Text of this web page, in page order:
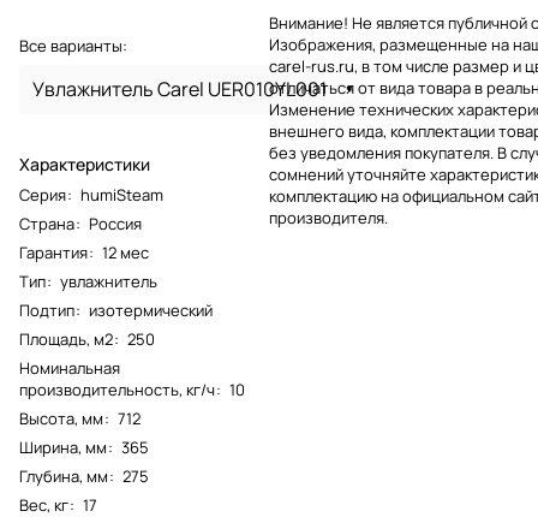
Все варианты:
Увлажнитель Carel UER010YL001
Характеристики
Серия: humiSteam
Страна: Россия
Гарантия: 12 мес
Тип: увлажнитель
Подтип: изотермический
Площадь, м2: 250
Номинальная
производительность, кг/ч: 10
Высота, мм: 712
Ширина, мм: 365
Глубина, мм: 275
Вес, кг: 17
Внимание! Не является публичной
Изображения, размещенные на
carel-rus.ru, в том числе размер и
отличаться от вида товара в
Изменение технических
внешнего вида, комплектации
без уведомления покупателя. В
сомнений уточняйте
комплектацию на официальном
производителя.